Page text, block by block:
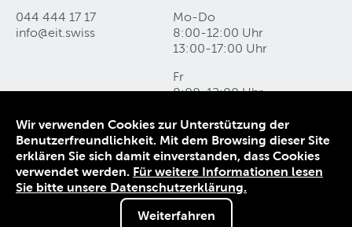
044 444 17 17
info@eit swiss
Mo-Do
8:00-12:00 Uhr
13:00-17:00 Uhr
Fr
8:00-12:00 Uhr
Kontakt und Anfahrt
Datenschutz
Impressum
AGB
Wir verwenden Cookies zur Unterstützung der
Benutzerfreundlichkeit. Mit dem Browsing dieser Site
erklären Sie sich damit einverstanden, dass Cookies
verwendet werden. Für weitere Informationen lesen
Sie bitte unsere Datenschutzerklärung.
Weiterfahren